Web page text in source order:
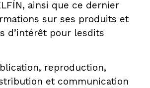
ainsi que ce dernier
sur ses produits et
d’intérêt pour lesdits
reproduction,
et communication